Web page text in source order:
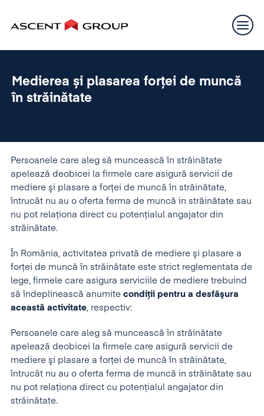
Medierea și plasarea forței de muncă
în străinătate
Persoanele care aleg să muncească în străinătate
apelează deobicei la firmele care asigură servicii de
mediere şi plasare a forţei de muncă în străinătate,
întrucât nu au o oferta ferma de muncă in străinătate sau
nu pot relaţiona direct cu potenţialul angajator din
străinătate.
În România, activitatea privată de mediere şi plasare a
forţei de muncă în străinătate este strict reglementata de
lege, firmele care asigura serviciile de mediere trebuind
să îndeplinească anumite condiţii pentru a desfăşura
această activitate, respectiv:
Persoanele care aleg să muncească în străinătate
apelează deobicei la firmele care asigură servicii de
mediere şi plasare a forţei de muncă în străinătate,
întrucât nu au o oferta ferma de muncă in străinătate sau
nu pot relaţiona direct cu potenţialul angajator din
străinătate.